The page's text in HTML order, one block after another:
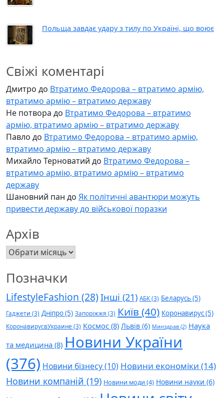
Польща завдає удару з тилу по Україні, що воює
Свіжі коментарі
Дмитро до Втратимо Федорова – втратимо армію,
втратимо армію – втратимо державу
Не потвора до Втратимо Федорова – втратимо
армію, втратимо армію – втратимо державу
Павло до Втратимо Федорова – втратимо армію,
втратимо армію – втратимо державу
Михайло Терноватий до Втратимо Федорова –
втратимо армію, втратимо армію – втратимо
державу
Шановний пан до Як політичні авантюри можуть
привести державу до військової поразки
Архів
Архів
Позначки
LifestyleFashion (28) Інші (21) АБК(3) Беларусь(5)
Гаджети (3) Дніпро(5) Запоріжжя (3) Київ (40) Коронавирус(5)
КоронавирусвУкраине (3) Космос (8) Львів (6) Минздрав (2) Наука
та медицина (8) Новини України
(376) Новини бізнесу(10) Новини економіки (14)
Новини компаній (19) Новини моди (4) Новини науки (6)